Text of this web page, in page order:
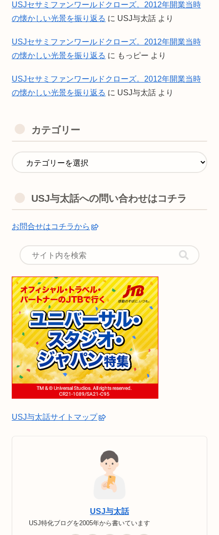
USJセサミファンワールドクローズ。2012年開業当時
の懐かしい光景を振り返る に USJ与太話 より
USJセサミファンワールドクローズ。2012年開業当時
の懐かしい光景を振り返る に もっピー より
USJセサミファンワールドクローズ。2012年開業当時
の懐かしい光景を振り返る に USJ与太話 より
カテゴリー
USJ与太話への問い合わせはコチラ
お問合せはコチラから
USJ与太話サイトマップ
USJ与太話
USJ特化ブログを2005年から書いています